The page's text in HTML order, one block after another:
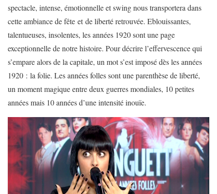
spectacle, intense, émotionnelle et swing nous transportera dans
cette ambiance de fête et de liberté retrouvée. Eblouissantes,
talentueuses, insolentes, les années 1920 sont une page
exceptionnelle de notre histoire. Pour décrire l’effervescence qui
s’empare alors de la capitale, un mot s’est imposé dès les années
1920 : la folie. Les années folles sont une parenthèse de liberté,
un moment magique entre deux guerres mondiales, 10 petites
années mais 10 années d’une intensité inouïe.